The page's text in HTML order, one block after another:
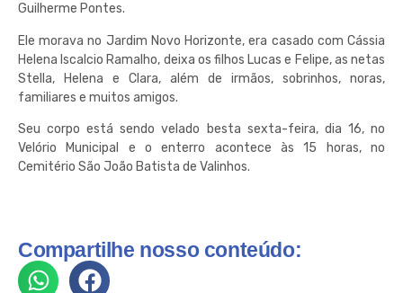
Guilherme Pontes.
Ele morava no Jardim Novo Horizonte, era casado com Cássia
Helena Iscalcio Ramalho, deixa os filhos Lucas e Felipe, as netas
Stella, Helena e Clara, além de irmãos, sobrinhos, noras,
familiares e muitos amigos.
Seu corpo está sendo velado besta sexta-feira, dia 16, no
Velório Municipal e o enterro acontece às 15 horas, no
Cemitério São João Batista de Valinhos.
Compartilhe nosso conteúdo: